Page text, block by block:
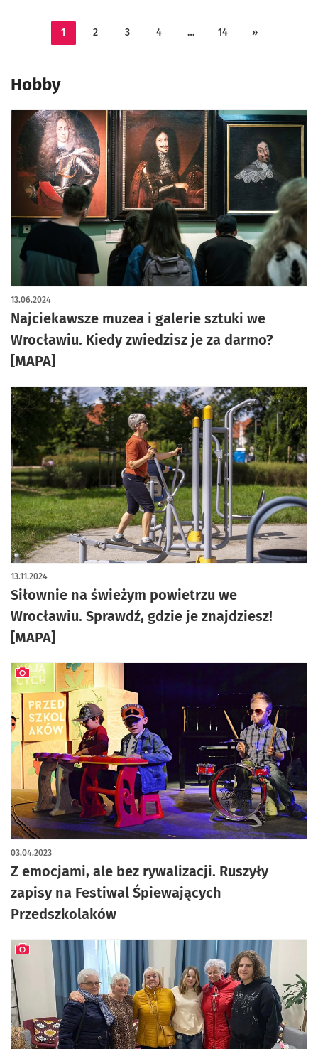
1 2 3 4 … 14 »
Hobby
Najciekawsze muzea i galerie sztuki we
Wrocławiu. Kiedy zwiedzisz je za darmo?
[MAPA]
13.06.2024
Siłownie na świeżym powietrzu we
Wrocławiu. Sprawdź, gdzie je znajdziesz!
[MAPA]
13.11.2024
Z emocjami, ale bez rywalizacji. Ruszyły
zapisy na Festiwal Śpiewających
Przedszkolaków
03.04.2023
artykuł z galerią zdjęć